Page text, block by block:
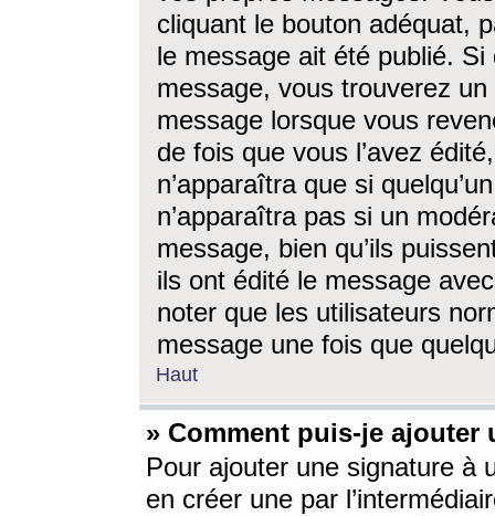
cliquant le bouton adéquat,
le message ait été publié. Si
message, vous trouverez
message lorsque vous
de fois que vous l’avez
n’apparaîtra que si
n’apparaîtra pas si un
message, bien qu’ils
ils ont édité le message
noter que les utilisateurs
message une fois que
Haut
» Comment puis-je ajouter
Pour ajouter une signature à
en créer une par